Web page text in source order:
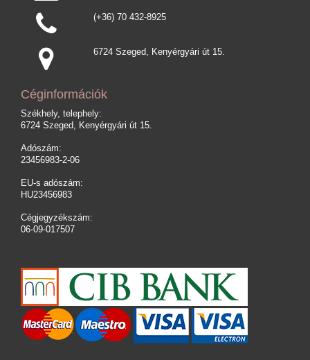
(+36) 70 432-8925
6724 Szeged, Kenyérgyári út 15.
Céginformációk
Székhely, telephely:
6724 Szeged, Kenyérgyári út 15.
Adószám:
23456983-2-06
EU-s adószám:
HU23456983
Cégjegyzékszám:
06-09-017507